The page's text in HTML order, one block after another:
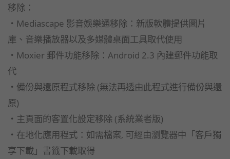
移除：
‧Mediascape 影音娛樂通移除：新版軟體提供圖片
庫、音樂播放器以及多媒體桌面工具取代使用
‧Moxier 郵件功能移除：Android 2.3 內建郵件功能取
代
‧備份與還原程式移除 (無法再透由此程式進行備份與還
原)
‧主頁面的客置化設定移除 (系統業者版)
‧在地化應用程式：如需檔案, 可經由瀏覽器中「客戶獨
享下載」書籤下載取得